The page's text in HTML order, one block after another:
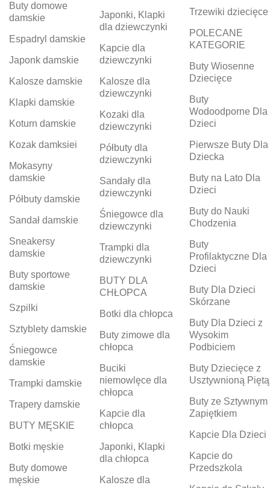
Buty domowe
damskie
Espadryl damskie
Japonk damskie
Kalosze damskie
Klapki damskie
Koturn damskie
Kozak damksiei
Mokasyny
damskie
Półbuty damskie
Sandał damskie
Sneakersy
damskie
Buty sportowe
damskie
Szpilki
Sztyblety damskie
Śniegowce
damskie
Trampki damskie
Trapery damskie
BUTY MĘSKIE
Botki męskie
Buty domowe
męskie
Japonki, Klapki
dla dziewczynki
Kapcie dla
dziewczynki
Kalosze dla
dziewczynki
Kozaki dla
dziewczynki
Półbuty dla
dziewczynki
Sandały dla
dziewczynki
Śniegowce dla
dziewczynki
Trampki dla
dziewczynki
BUTY DLA
CHŁOPCA
Botki dla chłopca
Buty zimowe dla
chłopca
Buciki
niemowlęce dla
chłopca
Kapcie dla
chłopca
Japonki, Klapki
dla chłopca
Kalosze dla
Trzewiki dziecięce
POLECANE
KATEGORIE
Buty Wiosenne
Dziecięce
Buty
Wodoodporne Dla
Dzieci
Pierwsze Buty Dla
Dziecka
Buty na Lato Dla
Dzieci
Buty do Nauki
Chodzenia
Buty
Profilaktyczne Dla
Dzieci
Buty Dla Dzieci
Skórzane
Buty Dla Dzieci z
Wysokim
Podbiciem
Buty Dziecięce z
Usztywnioną Piętą
Buty ze Sztywnym
Zapiętkiem
Kapcie Dla Dzieci
Kapcie do
Przedszkola